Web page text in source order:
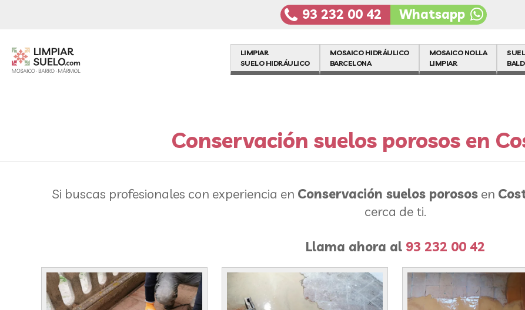
93 232 00 42 Whatsapp
LIMPIAR
SUELO HIDRÁULICO
MOSAICO HIDRÁULICO
BARCELONA
MOSAICO NOLLA
LIMPIAR
Conservación suelos porosos en
Si buscas profesionales con experiencia en Conservación suelos porososen
cerca de ti.
Llama ahora al 93 232 00 42